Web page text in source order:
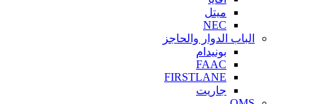
ميتل
NEC
الباب الدوار والحاجز
بونيدام
FAAC
FIRSTLANE
جاريت